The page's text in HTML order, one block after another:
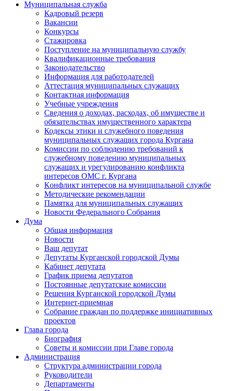
Муниципальная служба
Кадровый резерв
Вакансии
Конкурсы
Стажировка
Поступление на муниципальную службу
Квалификационные требования
Законодательство
Информация для работодателей
Аттестация муниципальных служащих
Контактная информация
Учебные учреждения
Сведения о доходах, расходах, об имуществе и
обязательствах имущественного характера
Кодексы этики и служебного поведения
муниципальных служащих города Кургана
Комиссии по соблюдению требований к
служебному поведению муниципальных
служащих и урегулированию конфликта
интересов ОМС г. Кургана
Конфликт интересов на муниципальной службе
Методические рекомендации
Памятка для муниципальных служащих
Новости Федерального Cобрания
Дума
Общая информация
Новости
Ваш депутат
Депутаты Курганской городской Думы
Кабинет депутата
График приема депутатов
Постоянные депутатские комиссии
Решения Курганской городской Думы
Интернет-приемная
Собрание граждан по поддержке инициативных
проектов
Глава города
Биография
Советы и комиссии при Главе города
Администрация
Структура администрации города
Руководители
Департаменты